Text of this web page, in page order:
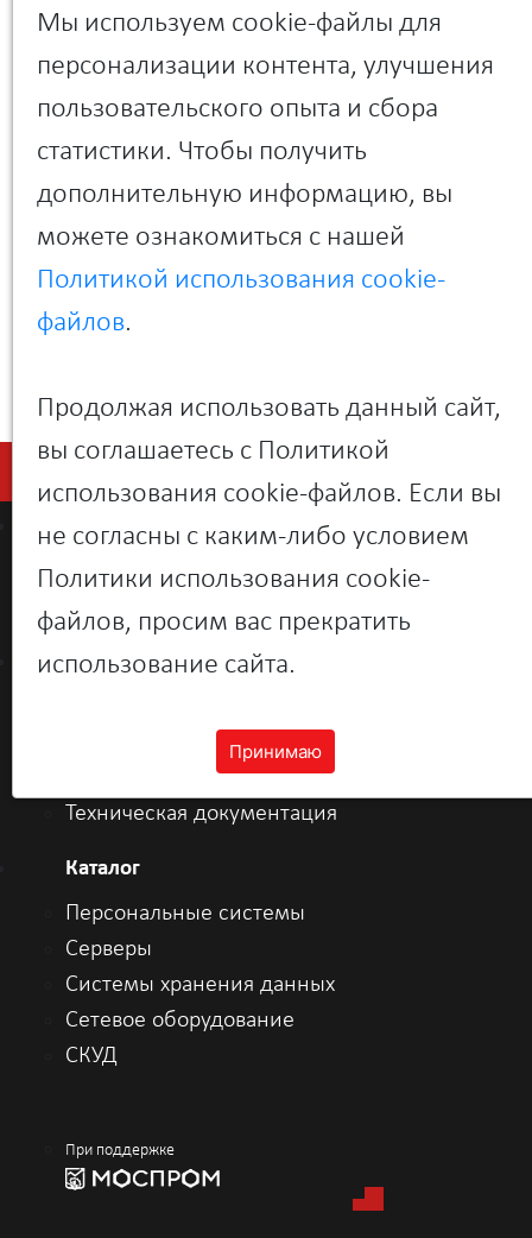
Георгий Полихрониди, председатель совета
ГК “Базовые Решения” — это закономерный
стратегического видения и нацеленности на
трендам — мы формируем будущее ИТ-
клиентов и партнеров. Вхождение в топ-10 —
эффективность и конкурентоспособность.
преданность делу!»
О компании
Новости
Контакты
Поддержка
Техническая документация
Каталог
Персональные системы
Серверы
Системы хранения данных
Сетевое оборудование
СКУД
При поддержке
Мы используем cookie-файлы для
персонализации контента, улучшения
пользовательского опыта и сбора
статистики. Чтобы получить
дополнительную информацию, вы
можете ознакомиться с нашей
Политикой использования cookie-
файлов.
Продолжая использовать данный сайт,
вы соглашаетесь с Политикой
использования cookie-файлов. Если вы
не согласны с каким-либо условием
Политики использования cookie-
файлов, просим вас прекратить
использование сайта.
Принимаю